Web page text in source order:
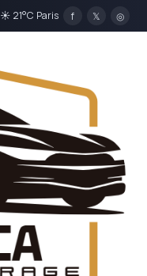
☀ 21°C Paris f 𝕏 ◎